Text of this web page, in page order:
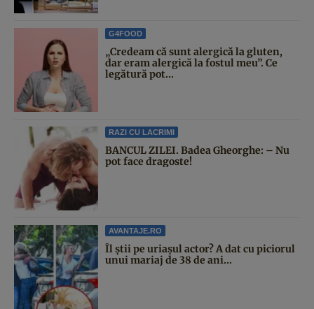
G4FOOD
„Credeam că sunt alergică la gluten,
dar eram alergică la fostul meu”. Ce
legătură pot...
RAZI CU LACRIMI
BANCUL ZILEI. Badea Gheorghe: – Nu
pot face dragoste!
AVANTAJE.RO
Îl știi pe uriașul actor? A dat cu piciorul
unui mariaj de 38 de ani...